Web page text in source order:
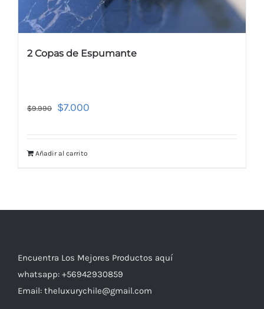
2 Copas de Espumante
$9.990 $7.000
Añadir al carrito
Encuentra Los Mejores Productos aquí
whatsapp: +56942930859
Email: theluxurychile@gmail.com